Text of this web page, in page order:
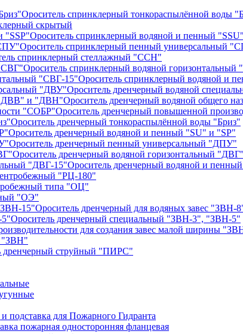
Ороситель спринклерный тонкораспылённой воды
скрытый
Ороситель спринклерный водяной и пенный
Ороситель спринклерный пенный универсальный
спринклерный стеллажный "ССН"
Ороситель спринклерный водяной
Ороситель спринклерный водяной и
Ороситель дренчерный водяной
Ороситель дренчерный водяной общего
Ороситель дренчерный повышенной
Ороситель дренчерный тонкораспылённой воды "Бриз"
Ороситель дренчерный водяной и пенный "SU" и "SP"
Ороситель дренчерный пенный универсальный "ДПУ"
Ороситель дренчерный водяной горизонтальный "ДВГ"
Ороситель дренчерный водяной и
"РЦ-180"
типа "ОЦ"
"ОЭ"
Ороситель дренчерный для водяных завес
Ороситель дренчерный специальный "ЗВН-3", "ЗВН-5"
"ЗВН"
дренчерный струйный "ПИРС"
подставка для Пожарного Гидранта
пожарная односторонняя фланцевая